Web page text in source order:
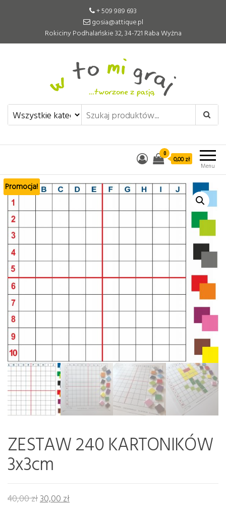
+ 509 989 693
gosia@attique.pl
Rokiciny Podhalańskie 32, 34-721 Raba Wyżna
W to mi graj
Pomoce edukacyjne tworzone z
pasją
Menu
0
0,00 zł
Promocja!
ZESTAW 240 KARTONIKÓW
3x3cm
40,00złPierwotna cena wynosiła: 40,00 zł.
30,00 złAktualna cena wynosi: 30,00 zł.